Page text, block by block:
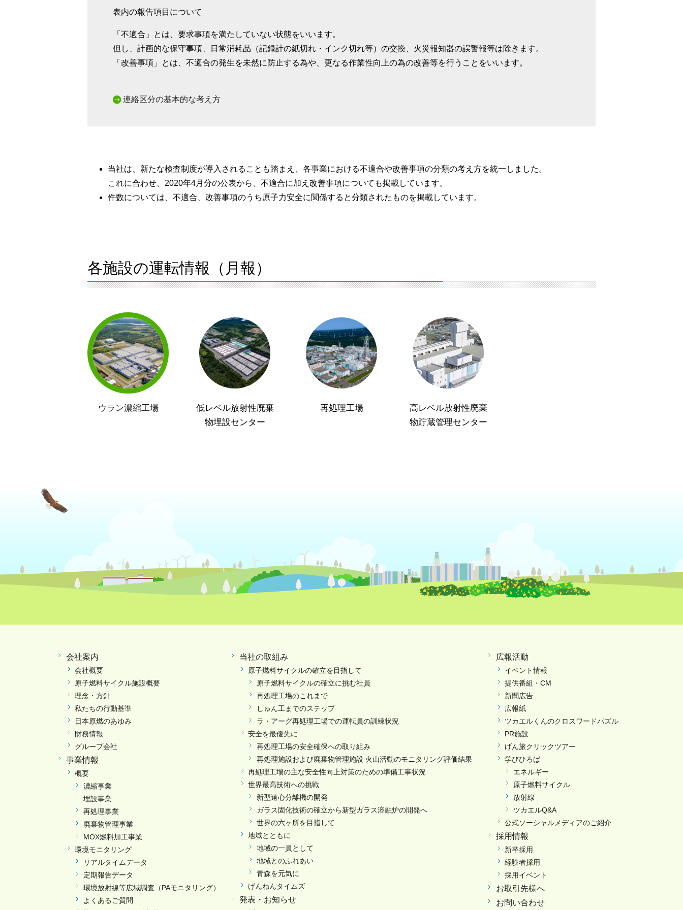
表内の報告項目について
「不適合」とは、要求事項を満たしていない状態をいいます。
但し、計画的な保守事項、日常消耗品（記録計の紙切れ・インク切れ等）の交換、火災報知器の誤警報等は除きます。
「改善事項」とは、不適合の発生を未然に防止する為や、更なる作業性向上の為の改善等を行うことをいいます。
連絡区分の基本的な考え方
当社は、新たな検査制度が導入されることも踏まえ、各事業における不適合や改善事項の分類の考え方を統一しました。
これに合わせ、2020年4月分の公表から、不適合に加え改善事項についても掲載しています。
件数については、不適合、改善事項のうち原子力安全に関係すると分類されたものを掲載しています。
各施設の運転情報（月報）
ウラン濃縮工場
低レベル放射性廃棄
物埋設センター
再処理工場
高レベル放射性廃棄
物貯蔵管理センター
会社案内
会社概要
原子燃料サイクル施設概要
理念・方針
私たちの行動基準
日本原燃のあゆみ
財務情報
グループ会社
事業情報
概要
濃縮事業
埋設事業
再処理事業
廃棄物管理事業
MOX燃料加工事業
環境モニタリング
リアルタイムデータ
定期報告データ
環境放射線等広域調査（PAモニタリング）
よくあるご質問
当社の取組み
原子燃料サイクルの確立を目指して
原子燃料サイクルの確立に挑む社員
再処理工場のこれまで
しゅん工までのステップ
ラ・アーグ再処理工場での運転員の訓練状況
安全を最優先に
再処理工場の安全確保への取り組み
再処理施設および廃棄物管理施設 火山活動のモニタリング評価結果
再処理工場の主な安全性向上対策のための準備工事状況
世界最高技術への挑戦
新型遠心分離機の開発
ガラス固化技術の確立から新型ガラス溶融炉の開発へ
世界の六ヶ所を目指して
地域とともに
地域の一員として
地域とのふれあい
青森を元気に
げんねんタイムズ
発表・お知らせ
広報活動
イベント情報
提供番組・CM
新聞広告
広報紙
ツカエルくんのクロスワードパズル
PR施設
げん旅クリックツアー
学びひろば
エネルギー
原子燃料サイクル
放射線
ツカエルQ&A
公式ソーシャルメディアのご紹介
採用情報
新卒採用
経験者採用
採用イベント
お取引先様へ
お問い合わせ